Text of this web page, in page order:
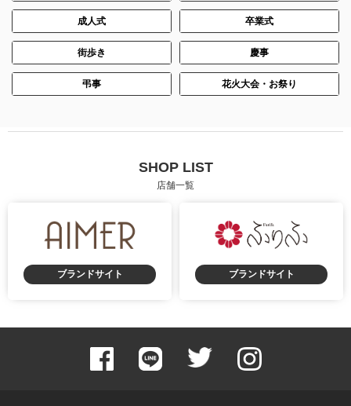
成人式 卒業式
街歩き 慶事
弔事 花火大会・お祭り
SHOP LIST
店舗一覧
ブランドサイト ブランドサイト